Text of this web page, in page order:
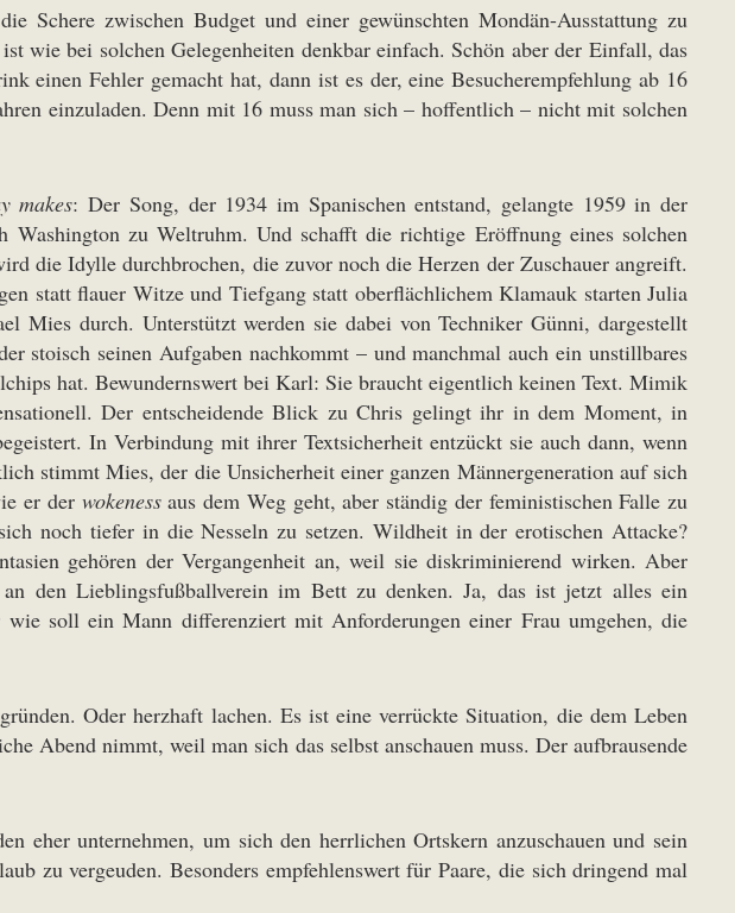
Schere zwischen Budget und einer gewünschten Mondän-Ausstattung zu
wie bei solchen Gelegenheiten denkbar einfach. Schön aber der Einfall, das
einen Fehler gemacht hat, dann ist es der, eine Besucherempfehlung ab 16
einzuladen. Denn mit 16 muss man sich – hoffentlich – nicht mit solchen
makes: Der Song, der 1934 im Spanischen entstand, gelangte 1959 in der
Washington zu Weltruhm. Und schafft die richtige Eröffnung eines solchen
die Idylle durchbrochen, die zuvor noch die Herzen der Zuschauer angreift.
statt flauer Witze und Tiefgang statt oberflächlichem Klamauk starten Julia
Mies durch. Unterstützt werden sie dabei von Techniker Günni, dargestellt
stoisch seinen Aufgaben nachkommt – und manchmal auch ein unstillbares
hat. Bewundernswert bei Karl: Sie braucht eigentlich keinen Text. Mimik
Der entscheidende Blick zu Chris gelingt ihr in dem Moment, in
In Verbindung mit ihrer Textsicherheit entzückt sie auch dann, wenn
stimmt Mies, der die Unsicherheit einer ganzen Männergeneration auf sich
er der wokenessaus dem Weg geht, aber ständig der feministischen Falle zu
noch tiefer in die Nesseln zu setzen. Wildheit in der erotischen Attacke?
gehören der Vergangenheit an, weil sie diskriminierend wirken. Aber
den Lieblingsfußballverein im Bett zu denken. Ja, das ist jetzt alles ein
wie soll ein Mann differenziert mit Anforderungen einer Frau umgehen, die
Oder herzhaft lachen. Es ist eine verrückte Situation, die dem Leben
Abend nimmt, weil man sich das selbst anschauen muss. Der aufbrausende
eher unternehmen, um sich den herrlichen Ortskern anzuschauen und sein
zu vergeuden. Besonders empfehlenswert für Paare, die sich dringend mal